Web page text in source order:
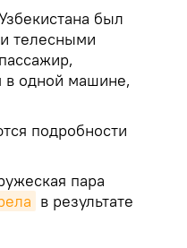
был
телесными
в одной машине,
подробности
пара
в результате